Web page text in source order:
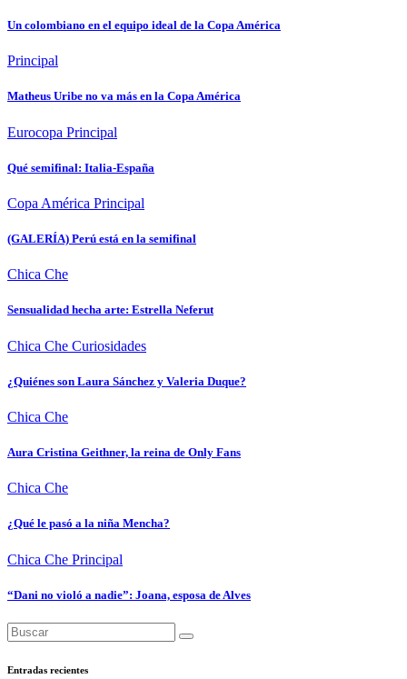
Un colombiano en el equipo ideal de la Copa América
Principal
Matheus Uribe no va más en la Copa América
Eurocopa Principal
Qué semifinal: Italia-España
Copa América Principal
(GALERÍA) Perú está en la semifinal
Chica Che
Sensualidad hecha arte: Estrella Neferut
Chica Che Curiosidades
¿Quiénes son Laura Sánchez y Valeria Duque?
Chica Che
Aura Cristina Geithner, la reina de Only Fans
Chica Che
¿Qué le pasó a la niña Mencha?
Chica Che Principal
“Dani no violó a nadie”: Joana, esposa de Alves
Entradas recientes